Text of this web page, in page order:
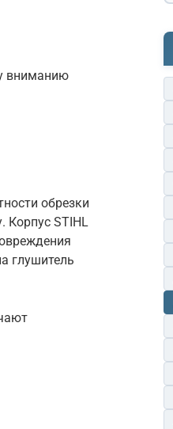
вниманию
обрезки
Корпус STIHL
глушитель